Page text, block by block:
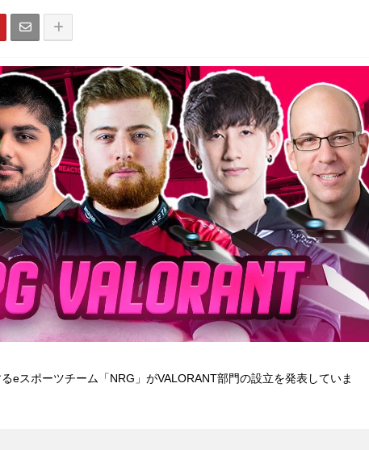
eスポーツチーム「NRG」がVALORANT部門の設立を発表していま